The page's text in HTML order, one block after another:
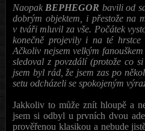
Naopak BEPHEGOR bavili od
dobrým objektem, i přestože na
v tváři mluvil za vše. Počátek
konečně projevily i na té hrstce
Ačkoliv nejsem velkým
sledoval z povzdálí (protože co
jsem byl rád, že jsem zas po
setu odcházeli se spokojeným
Jakkoliv to může znít hloupě a
jsem si odbyl u prvních dvou
prověřenou klasikou a nebude